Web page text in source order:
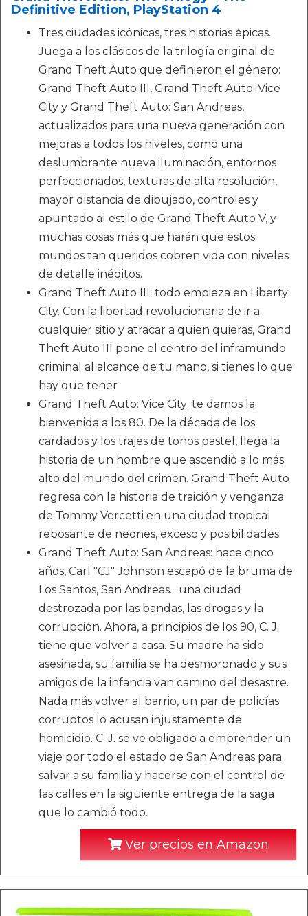
Definitive Edition, PlayStation 4
Tres ciudades icónicas, tres historias épicas.
Juega a los clásicos de la trilogía original de
Grand Theft Auto que definieron el género:
Grand Theft Auto III, Grand Theft Auto: Vice
City y Grand Theft Auto: San Andreas,
actualizados para una nueva generación con
mejoras a todos los niveles, como una
deslumbrante nueva iluminación, entornos
perfeccionados, texturas de alta resolución,
mayor distancia de dibujado, controles y
apuntado al estilo de Grand Theft Auto V, y
muchas cosas más que harán que estos
mundos tan queridos cobren vida con niveles
de detalle inéditos.
Grand Theft Auto III: todo empieza en Liberty
City. Con la libertad revolucionaria de ir a
cualquier sitio y atracar a quien quieras, Grand
Theft Auto III pone el centro del inframundo
criminal al alcance de tu mano, si tienes lo que
hay que tener
Grand Theft Auto: Vice City: te damos la
bienvenida a los 80. De la década de los
cardados y los trajes de tonos pastel, llega la
historia de un hombre que ascendió a lo más
alto del mundo del crimen. Grand Theft Auto
regresa con la historia de traición y venganza
de Tommy Vercetti en una ciudad tropical
rebosante de neones, exceso y posibilidades.
Grand Theft Auto: San Andreas: hace cinco
años, Carl "CJ" Johnson escapó de la bruma de
Los Santos, San Andreas... una ciudad
destrozada por las bandas, las drogas y la
corrupción. Ahora, a principios de los 90, C. J.
tiene que volver a casa. Su madre ha sido
asesinada, su familia se ha desmoronado y sus
amigos de la infancia van camino del desastre.
Nada más volver al barrio, un par de policías
corruptos lo acusan injustamente de
homicidio. C. J. se ve obligado a emprender un
viaje por todo el estado de San Andreas para
salvar a su familia y hacerse con el control de
las calles en la siguiente entrega de la saga
que lo cambió todo.
Ver precios en Amazon